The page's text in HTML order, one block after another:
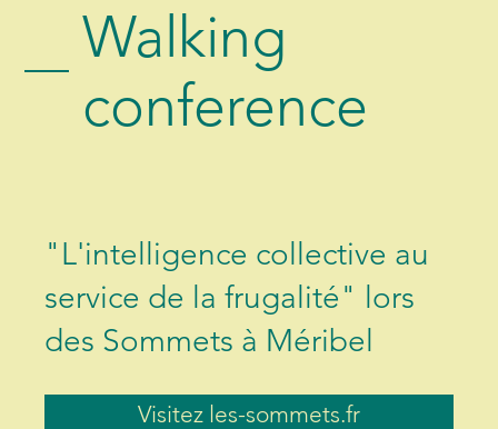
Walking
conference
Visitez les-sommets.fr
"L'intelligence collective au
service de la frugalité" lors
des Sommets à Méribel